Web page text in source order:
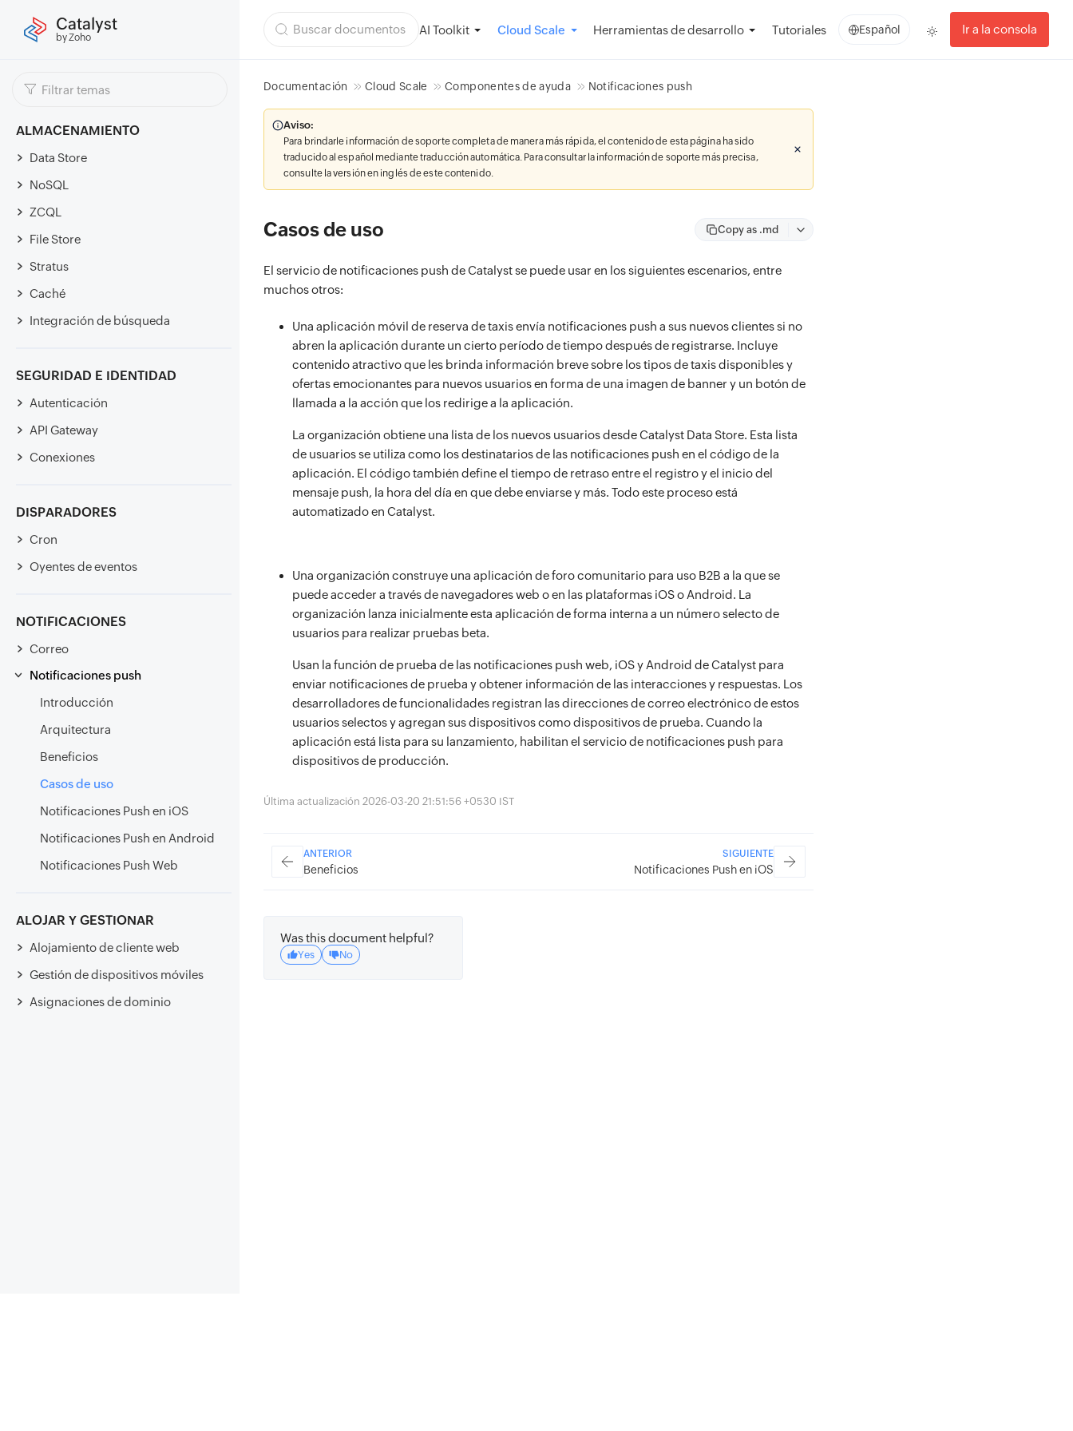
Catalyst
by Zoho
AI Toolkit Cloud Scale Herramientas de desarrollo Tutoriales Español Ir a la consola
ALMACENAMIENTO
Data Store
NoSQL
ZCQL
File Store
Stratus
Caché
Integración de búsqueda
SEGURIDAD E IDENTIDAD
Autenticación
API Gateway
Conexiones
DISPARADORES
Cron
Oyentes de eventos
NOTIFICACIONES
Correo
Notificaciones push
Introducción
Arquitectura
Beneficios
Casos de uso
Notificaciones Push en iOS
Notificaciones Push en Android
Notificaciones Push Web
ALOJAR Y GESTIONAR
Alojamiento de cliente web
Gestión de dispositivos móviles
Asignaciones de dominio
Documentación Cloud Scale Componentes de ayuda Notificaciones push
Aviso:
Para brindarle información de soporte completa de manera más rápida, el contenido de esta página ha sido
traducido al español mediante traducción automática. Para consultar la información de soporte más precisa,
consulte la versión en inglés de este contenido.
Casos de uso Copy as .md
El servicio de notificaciones push de Catalyst se puede usar en los siguientes escenarios, entre
muchos otros:
Una aplicación móvil de reserva de taxis envía notificaciones push a sus nuevos clientes si no
abren la aplicación durante un cierto período de tiempo después de registrarse. Incluye
contenido atractivo que les brinda información breve sobre los tipos de taxis disponibles y
ofertas emocionantes para nuevos usuarios en forma de una imagen de banner y un botón de
llamada a la acción que los redirige a la aplicación.
La organización obtiene una lista de los nuevos usuarios desde Catalyst Data Store. Esta lista
de usuarios se utiliza como los destinatarios de las notificaciones push en el código de la
aplicación. El código también define el tiempo de retraso entre el registro y el inicio del
mensaje push, la hora del día en que debe enviarse y más. Todo este proceso está
automatizado en Catalyst.
Una organización construye una aplicación de foro comunitario para uso B2B a la que se
puede acceder a través de navegadores web o en las plataformas iOS o Android. La
organización lanza inicialmente esta aplicación de forma interna a un número selecto de
usuarios para realizar pruebas beta.
Usan la función de prueba de las notificaciones push web, iOS y Android de Catalyst para
enviar notificaciones de prueba y obtener información de las interacciones y respuestas. Los
desarrolladores de funcionalidades registran las direcciones de correo electrónico de estos
usuarios selectos y agregan sus dispositivos como dispositivos de prueba. Cuando la
aplicación está lista para su lanzamiento, habilitan el servicio de notificaciones push para
dispositivos de producción.
Última actualización 2026-03-20 21:51:56 +0530 IST
ANTERIOR
Beneficios
SIGUIENTE
Notificaciones Push en iOS
Was this document helpful?
Yes No